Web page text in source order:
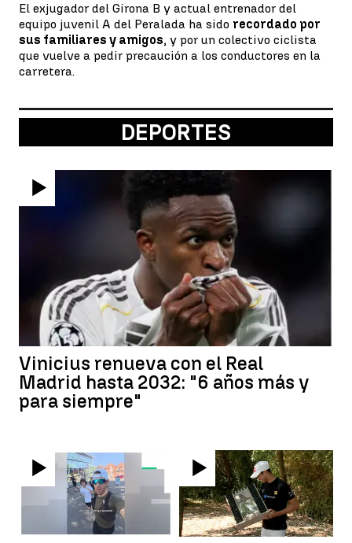
El exjugador del Girona B y actual entrenador del
equipo juvenil A del Peralada ha sido recordado por
sus familiares y amigos, y por un colectivo ciclista
que vuelve a pedir precaución a los conductores en la
carretera.
DEPORTES
Vinicius renueva con el Real
Madrid hasta 2032: "6 años más y
para siempre"